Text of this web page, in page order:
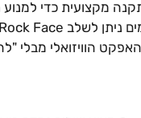
מקצועית כדי למנוע
הוויזואלי מבלי